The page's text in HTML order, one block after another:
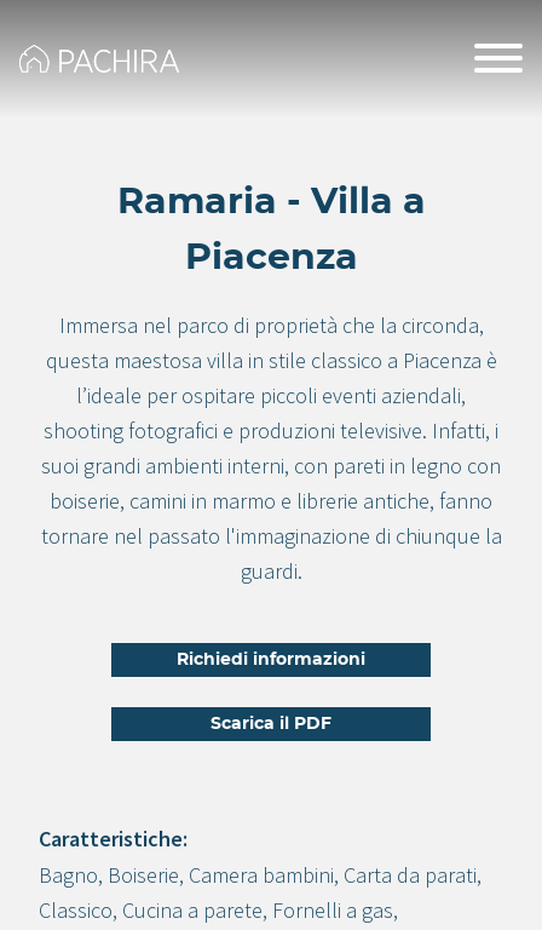
Ramaria - Villa a
Piacenza
Immersa nel parco di proprietà che la circonda,
questa maestosa villa in stile classico a Piacenza è
l’ideale per ospitare piccoli eventi aziendali,
shooting fotografici e produzioni televisive. Infatti, i
suoi grandi ambienti interni, con pareti in legno con
boiserie, camini in marmo e librerie antiche, fanno
tornare nel passato l'immaginazione di chiunque la
guardi.
Richiedi informazioni
Scarica il PDF
Crea progetto
Caratteristiche:
Bagno, Boiserie, Camera bambini, Carta da parati,
Classico, Cucina a parete, Fornelli a gas,